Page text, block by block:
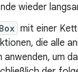
wieder
Box mit einer
die alle
anwenden, um